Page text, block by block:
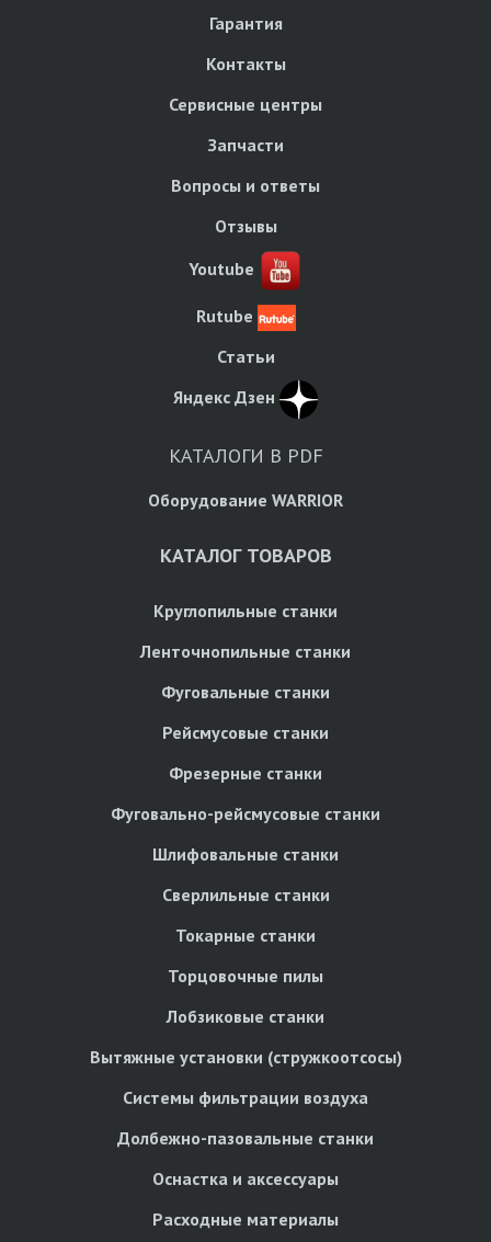
Гарантия
Контакты
Сервисные центры
Запчасти
Вопросы и ответы
Отзывы
Youtube
Rutube
Статьи
Яндекс Дзен
КАТАЛОГИ В PDF
Оборудование WARRIOR
КАТАЛОГ ТОВАРОВ
Круглопильные станки
Ленточнопильные станки
Фуговальные станки
Рейсмусовые станки
Фрезерные станки
Фуговально-рейсмусовые станки
Шлифовальные станки
Сверлильные станки
Токарные станки
Торцовочные пилы
Лобзиковые станки
Вытяжные установки (стружкоотсосы)
Системы фильтрации воздуха
Долбежно-пазовальные станки
Оснастка и аксессуары
Расходные материалы